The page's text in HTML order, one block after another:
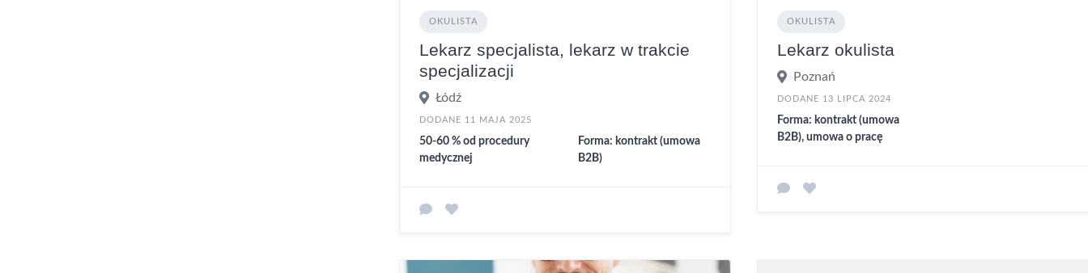
OKULISTA
Lekarz specjalista, lekarz w trakcie
specjalizacji
Łódź
DODANE 11 MAJA 2025
50-60 % od procedury
medycznej
Forma: kontrakt (umowa
B2B)
OKULISTA
Lekarz okulista
Poznań
DODANE 13 LIPCA 2024
Forma: kontrakt (umowa
B2B), umowa o pracę